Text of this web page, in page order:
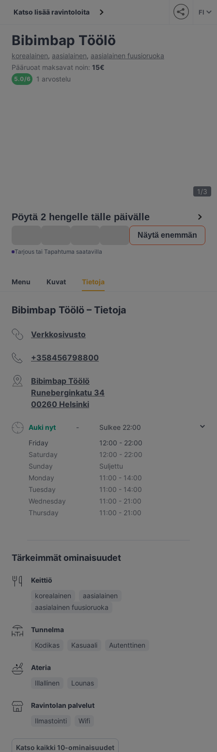
Katso lisää ravintoloita FI
Bibimbap Töölö
korealainen, aasialainen, aasialainen fuusioruoka
Pääruoat maksavat noin: 15€
5.0/6 1 arvostelu
1/3
Pöytä 2 hengelle tälle päivälle
Näytä enemmän
Tarjous tai Tapahtuma saatavilla
Menu Kuvat Tietoja
Bibimbap Töölö – Tietoja
Verkkosivusto
+358456798800
Bibimbap Töölö
Runeberginkatu 34
00260 Helsinki
Auki nyt -
Sulkee 22:00
Friday
12:00 - 22:00
Saturday
12:00 - 22:00
Sunday
Suljettu
Monday
11:00 - 14:00
Tuesday
11:00 - 14:00
Wednesday
11:00 - 21:00
Thursday
11:00 - 21:00
Tärkeimmät ominaisuudet
Keittiö
korealainen
aasialainen
aasialainen fuusioruoka
Tunnelma
Kodikas
Kasuaali Autenttinen
Ateria
Illallinen
Lounas
Ravintolan palvelut
Ilmastointi
Wifi
Katso kaikki 10-ominaisuudet